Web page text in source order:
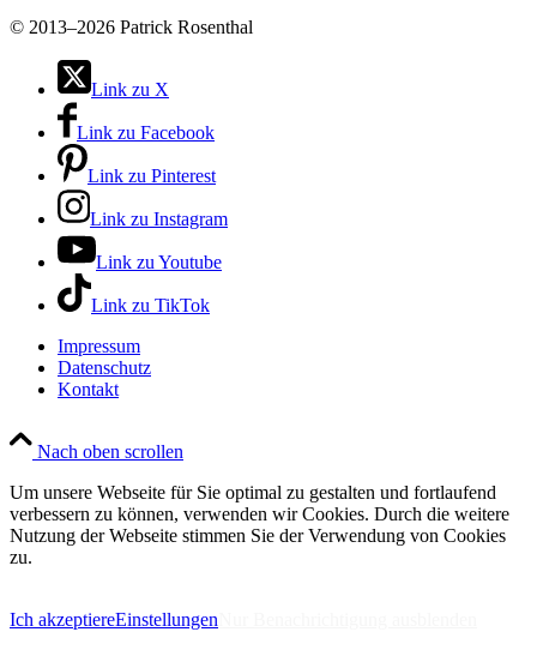
© 2013–2026 Patrick Rosenthal
Link zu X
Link zu Facebook
Link zu Pinterest
Link zu Instagram
Link zu Youtube
Link zu TikTok
Impressum
Datenschutz
Kontakt
Nach oben scrollen
Um unsere Webseite für Sie optimal zu gestalten und fortlaufend
verbessern zu können, verwenden wir Cookies. Durch die weitere
Nutzung der Webseite stimmen Sie der Verwendung von Cookies
zu.
Ich akzeptiereEinstellungen